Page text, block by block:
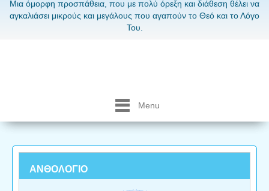
Μια όμορφη προσπάθεια, που με πολύ όρεξη και διάθεση θέλει να
αγκαλιάσει μικρούς και μεγάλους που αγαπούν το Θεό και το Λόγο
Του.
Menu
ΑΝΘΟΛΟΓΙΟ